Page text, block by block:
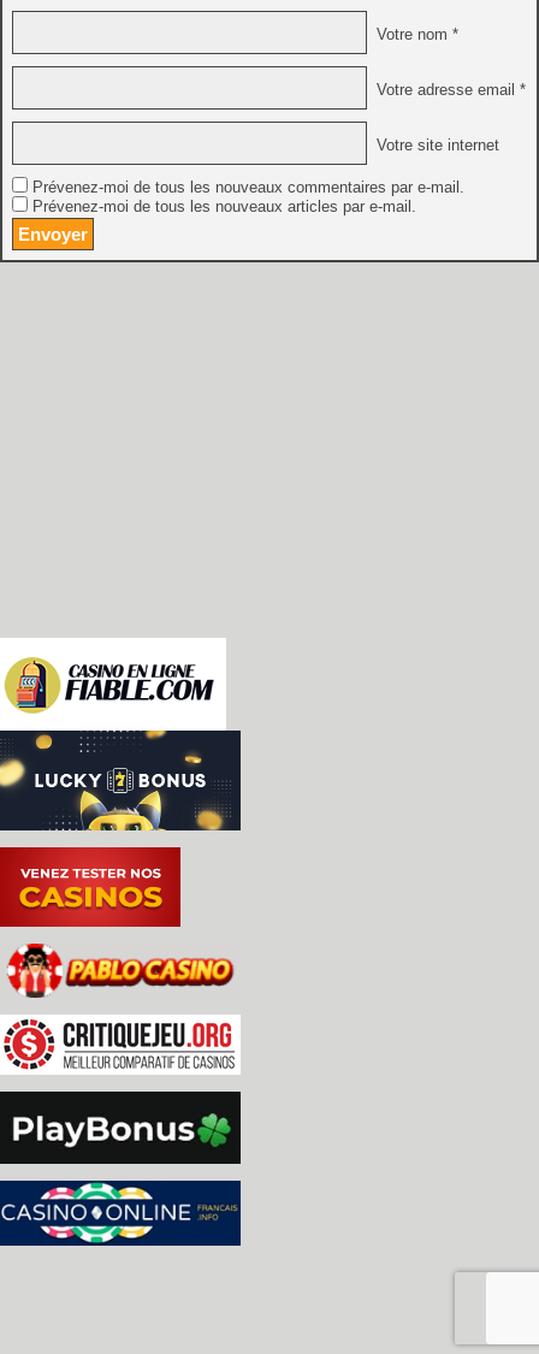
Votre nom *
Votre adresse email *
Votre site internet
Prévenez-moi de tous les nouveaux commentaires par e-mail.
Prévenez-moi de tous les nouveaux articles par e-mail.